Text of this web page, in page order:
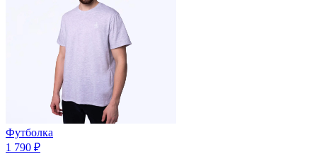
Футболка
1 790 ₽